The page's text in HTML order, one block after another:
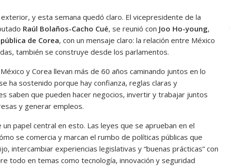
y esta semana quedó claro. El vicepresidente de la
Raúl Bolaños-Cacho Cué, se reunió con Joo Ho-young,
de Corea, con un mensaje claro: la relación entre México
también se construye desde los parlamentos.
y Corea llevan más de 60 años caminando juntos en lo
ha sostenido porque hay confianza, reglas claras y
saben que pueden hacer negocios, invertir y trabajar juntos
y generar empleos.
papel central en esto. Las leyes que se aprueban en el
se comercia y marcan el rumbo de políticas públicas que
intercambiar experiencias legislativas y “buenas prácticas” con
todo en temas como tecnología, innovación y seguridad